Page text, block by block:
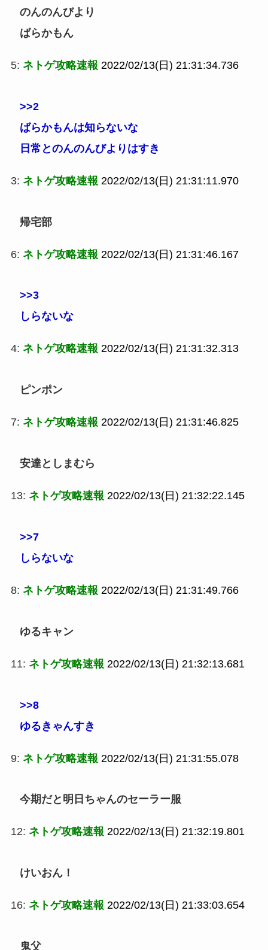
のんのんびより
ばらかもん
5: ネトゲ攻略速報 2022/02/13(日) 21:31:34.736
>>2
ばらかもんは知らないな
日常とのんのんびよりはすき
3: ネトゲ攻略速報 2022/02/13(日) 21:31:11.970
帰宅部
6: ネトゲ攻略速報 2022/02/13(日) 21:31:46.167
>>3
しらないな
4: ネトゲ攻略速報 2022/02/13(日) 21:31:32.313
ピンポン
7: ネトゲ攻略速報 2022/02/13(日) 21:31:46.825
安達としまむら
13: ネトゲ攻略速報 2022/02/13(日) 21:32:22.145
>>7
しらないな
8: ネトゲ攻略速報 2022/02/13(日) 21:31:49.766
ゆるキャン
11: ネトゲ攻略速報 2022/02/13(日) 21:32:13.681
>>8
ゆるきゃんすき
9: ネトゲ攻略速報 2022/02/13(日) 21:31:55.078
今期だと明日ちゃんのセーラー服
12: ネトゲ攻略速報 2022/02/13(日) 21:32:19.801
けいおん！
16: ネトゲ攻略速報 2022/02/13(日) 21:33:03.654
鬼父